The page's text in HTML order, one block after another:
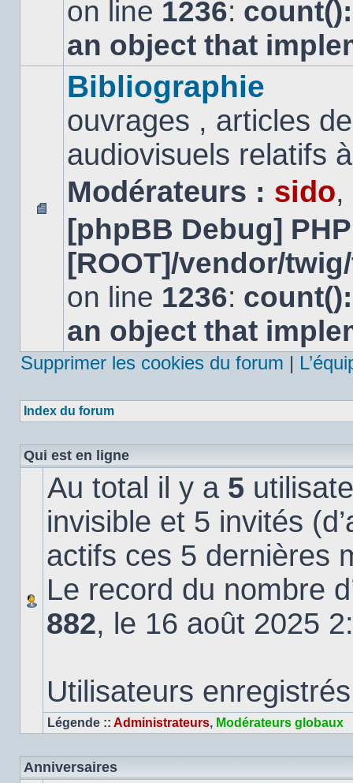
on line 1236:
an object that
Aucun
message
non
Bibliographie
ouvrages , articles
audiovisuels relatifs
Modérateurs : sido,
[phpBB Debug]
[ROOT]/vendor/
on line 1236:
an object that
Supprimer les cookies du forum |
Index du forum
Qui est en ligne
Au total il y a 5
invisible et 5 invités
actifs ces 5 dernières
Le record du nombre
882, le 16 août 2025
Utilisateurs
Légende :: Administrateurs, Modérateurs globaux
Anniversaires